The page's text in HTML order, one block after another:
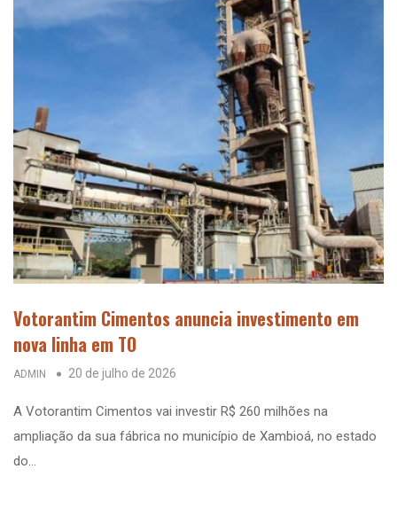
Votorantim Cimentos anuncia investimento em
nova linha em TO
ADMIN 20 de julho de 2026
A Votorantim Cimentos vai investir R$ 260 milhões na
ampliação da sua fábrica no município de Xambioá, no estado
do…